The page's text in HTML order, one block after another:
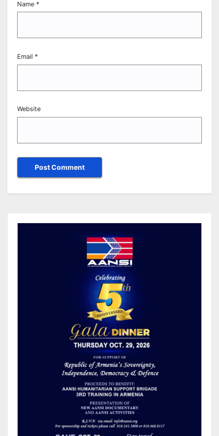
Name *
Email *
Website